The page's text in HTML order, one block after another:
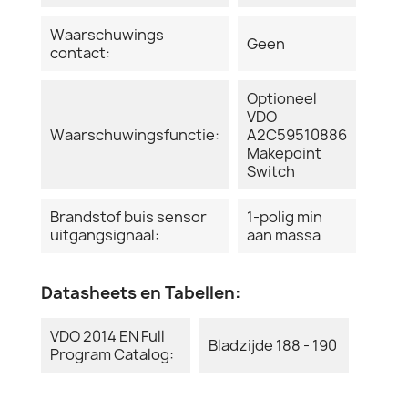
Waarschuwings
contact:
Geen
Waarschuwingsfunctie:
Optioneel
VDO
A2C59510886
Makepoint
Switch
Brandstof buis sensor
uitgangsignaal:
1-polig min
aan massa
Datasheets en Tabellen:
VDO 2014 EN Full
Program Catalog:
Bladzijde 188 - 190